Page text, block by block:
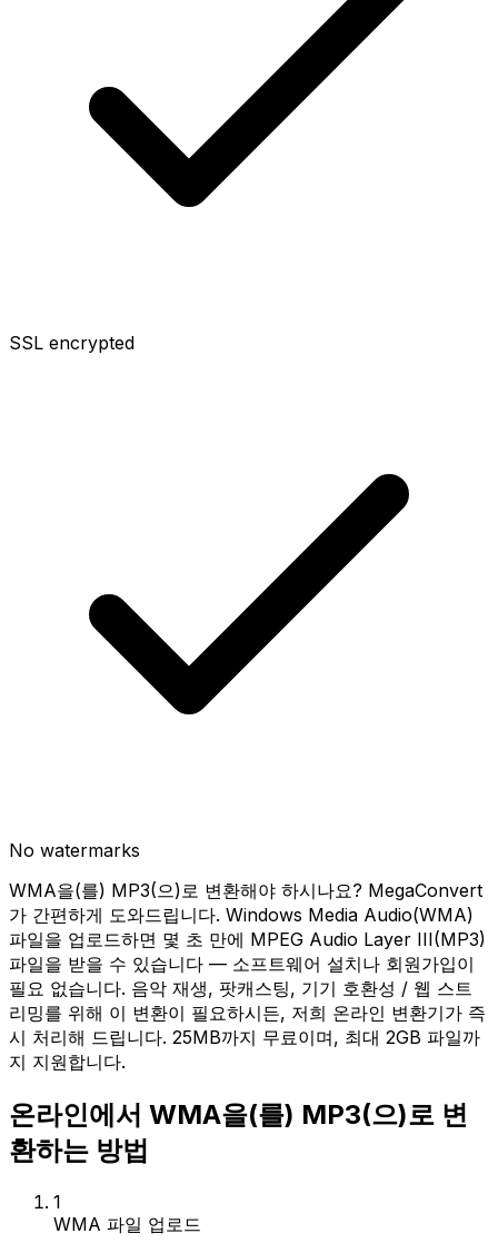
SSL encrypted
No watermarks
WMA을(를) MP3(으)로 변환해야 하시나요? MegaConvert
가 간편하게 도와드립니다. Windows Media Audio(WMA)
파일을 업로드하면 몇 초 만에 MPEG Audio Layer III(MP3)
파일을 받을 수 있습니다 — 소프트웨어 설치나 회원가입이
필요 없습니다. 음악 재생, 팟캐스팅, 기기 호환성 / 웹 스트
리밍를 위해 이 변환이 필요하시든, 저희 온라인 변환기가 즉
시 처리해 드립니다. 25MB까지 무료이며, 최대 2GB 파일까
지 지원합니다.
온라인에서 WMA을(를) MP3(으)로 변
환하는 방법
1
WMA 파일 업로드